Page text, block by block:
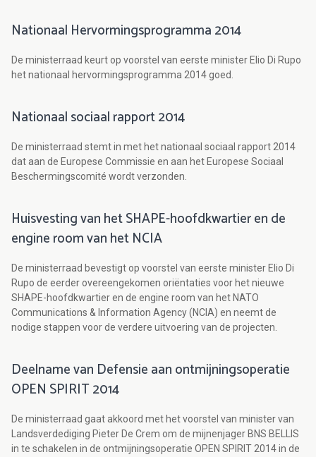
Nationaal Hervormingsprogramma 2014
De ministerraad keurt op voorstel van eerste minister Elio Di Rupo
het nationaal hervormingsprogramma 2014 goed.
Nationaal sociaal rapport 2014
De ministerraad stemt in met het nationaal sociaal rapport 2014
dat aan de Europese Commissie en aan het Europese Sociaal
Beschermingscomité wordt verzonden.
Huisvesting van het SHAPE-hoofdkwartier en de
engine room van het NCIA
De ministerraad bevestigt op voorstel van eerste minister Elio Di
Rupo de eerder overeengekomen oriëntaties voor het nieuwe
SHAPE-hoofdkwartier en de engine room van het NATO
Communications & Information Agency (NCIA) en neemt de
nodige stappen voor de verdere uitvoering van de projecten.
Deelname van Defensie aan ontmijningsoperatie
OPEN SPIRIT 2014
De ministerraad gaat akkoord met het voorstel van minister van
Landsverdediging Pieter De Crem om de mijnenjager BNS BELLIS
in te schakelen in de ontmijningsoperatie OPEN SPIRIT 2014 in de